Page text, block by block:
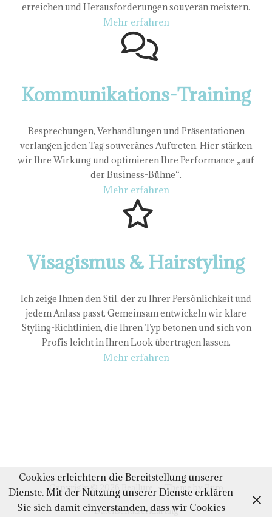
erreichen und Herausforderungen souverän meistern.
Mehr erfahren
Kommunikations-Training
Besprechungen, Verhandlungen und Präsentationen
verlangen jeden Tag souveränes Auftreten. Hier stärken
wir Ihre Wirkung und optimieren Ihre Performance „auf
der Business-Bühne“.
Mehr erfahren
Visagismus & Hairstyling
Ich zeige Ihnen den Stil, der zu Ihrer Persönlichkeit und
jedem Anlass passt. Gemeinsam entwickeln wir klare
Styling-Richtlinien, die Ihren Typ betonen und sich von
Profis leicht in Ihren Look übertragen lassen.
Mehr erfahren
Copyright © 2026 Beallure Theme byPuro
Datenschutzerklärung
Cookies erleichtern die Bereitstellung unserer
Dienste. Mit der Nutzung unserer Dienste erklären
Sie sich damit einverstanden, dass wir Cookies